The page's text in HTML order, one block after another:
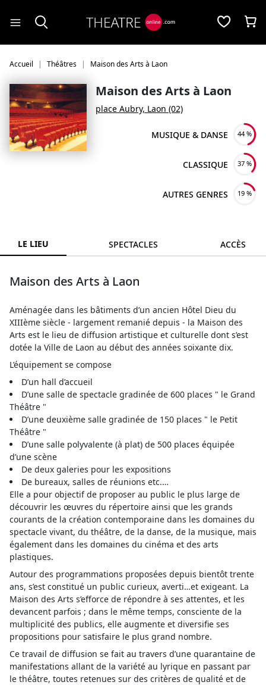
Accueil Théâtres Maison des Arts à Laon
Maison des Arts à Laon
place Aubry, Laon (02)
MUSIQUE & DANSE 44 %
CLASSIQUE 37 %
AUTRES GENRES 19 %
LE LIEU SPECTACLES ACCÈS
Maison des Arts à Laon
Aménagée dans les bâtiments d’un ancien Hôtel Dieu du
XIIIème siècle - largement remanié depuis - la Maison des
Arts est le lieu de diffusion artistique et culturelle dont s’est
dotée la Ville de Laon au début des années soixante dix.
L’équipement se compose
D’un hall d’accueil
D’une salle de spectacle gradinée de 600 places " le Grand
Théâtre "
D’une deuxième salle gradinée de 150 places " le Petit
Théâtre "
D’une salle polyvalente (à plat) de 500 places équipée
d’une scène
De deux galeries pour les expositions
De bureaux, salles de réunions etc.…
Elle a pour objectif de proposer au public le plus large de
découvrir les œuvres du répertoire ainsi que les grands
courants de la création contemporaine dans les domaines du
spectacle vivant, du théâtre, de la danse, de la musique, mais
également dans les domaines du cinéma et des arts
plastiques.
Autour des programmations proposées depuis bientôt trente
ans, s’est constitué un public curieux, averti…et exigeant. La
Maison des Arts s’efforce de répondre à ses attentes, et les
devancent parfois ; dans le même temps, consciente de la
multiplicité des publics, elle augmente et diversifie ses
propositions pour satisfaire le plus grand nombre.
Ce travail de diffusion se fait au travers d’une quarantaine de
manifestations allant de la variété au lyrique en passant par
le théâtre, toutes retenues sur des critères de qualité et de